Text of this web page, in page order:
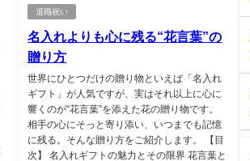
退職祝い
名入れよりも心に残る“花言葉”の
贈り方
世界にひとつだけの贈り物といえば「名入れ
ギフト」が人気ですが、実はそれ以上に心に
響くのが“花言葉”を添えた花の贈り物です。
相手の心にそっと寄り添い、いつまでも記憶
に残る。そんな贈り方をご紹介します。 【目
次】 名入れギフトの魅力とその限界 花言葉と